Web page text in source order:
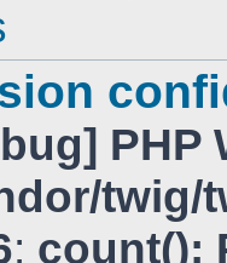
PHP
: count():